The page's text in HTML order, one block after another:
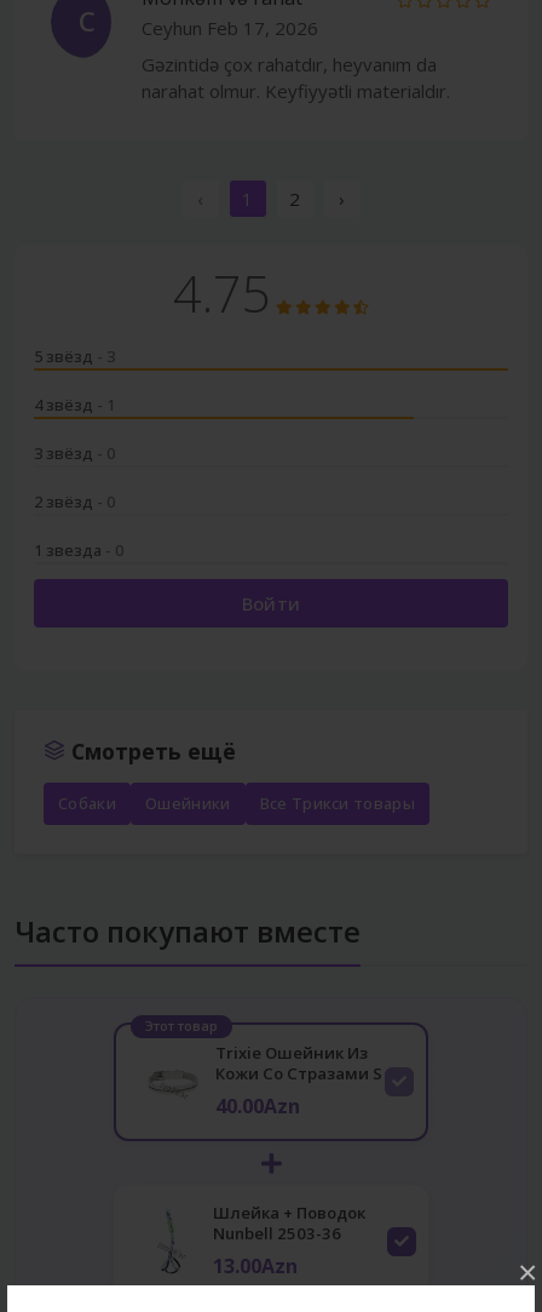
×
C Ceyhun Feb 17, 2026
Gəzintidə çox rahatdır, heyvanım da
narahat olmur. Keyfiyyətli materialdır.
‹ 1 2 ›
4.75
5 звёзд - 3
4 звёзд - 1
3 звёзд - 0
2 звёзд - 0
1 звезда - 0
Войти
Смотреть ещё
Собаки Ошейники Все Трикси товары
Часто покупают вместе
Этот товар
Trixie Ошейник Из
Кожи Со Стразами S
40.00Azn
Шлейка + Поводок
Nunbell 2503-36
13.00Azn